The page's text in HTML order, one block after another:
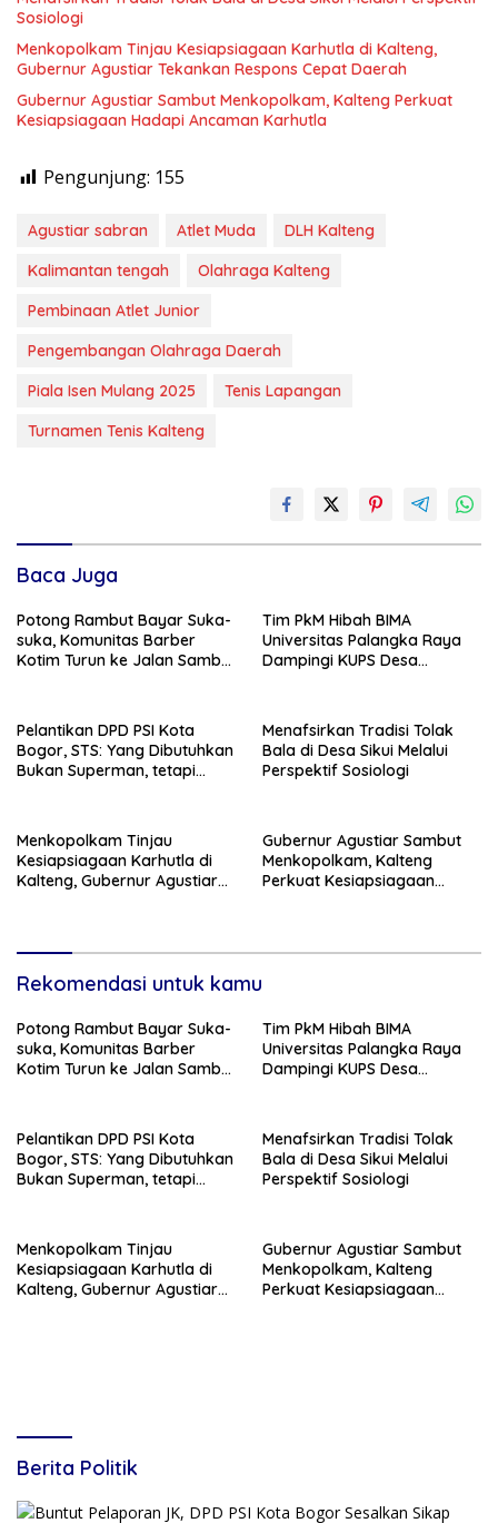
Sosiologi
Menkopolkam Tinjau Kesiapsiagaan Karhutla di Kalteng,
Gubernur Agustiar Tekankan Respons Cepat Daerah
Gubernur Agustiar Sambut Menkopolkam, Kalteng Perkuat
Kesiapsiagaan Hadapi Ancaman Karhutla
Pengunjung: 155
Agustiar sabran Atlet Muda
DLH Kalteng
Kalimantan tengah
Olahraga Kalteng
Pembinaan Atlet Junior
Pengembangan Olahraga Daerah
Piala Isen Mulang 2025
Tenis Lapangan
Turnamen Tenis Kalteng
Baca Juga
Potong Rambut Bayar Suka-
suka, Komunitas Barber
Kotim Turun ke Jalan Sambut
Tim PkM Hibah BIMA
Universitas Palangka Raya
Dampingi KUPS Desa
Pelantikan DPD PSI Kota
Bogor, STS: Yang Dibutuhkan
Bukan Superman, tetapi
Menafsirkan Tradisi Tolak
Bala di Desa Sikui Melalui
Perspektif Sosiologi
Menkopolkam Tinjau
Kesiapsiagaan Karhutla di
Kalteng, Gubernur Agustiar
Gubernur Agustiar Sambut
Menkopolkam, Kalteng
Perkuat Kesiapsiagaan
Rekomendasi untuk kamu
Potong Rambut Bayar Suka-
suka, Komunitas Barber
Kotim Turun ke Jalan Sambut
Tim PkM Hibah BIMA
Universitas Palangka Raya
Dampingi KUPS Desa
Pelantikan DPD PSI Kota
Bogor, STS: Yang Dibutuhkan
Bukan Superman, tetapi
Menafsirkan Tradisi Tolak
Bala di Desa Sikui Melalui
Perspektif Sosiologi
Menkopolkam Tinjau
Kesiapsiagaan Karhutla di
Kalteng, Gubernur Agustiar
Gubernur Agustiar Sambut
Menkopolkam, Kalteng
Perkuat Kesiapsiagaan
Berita Politik